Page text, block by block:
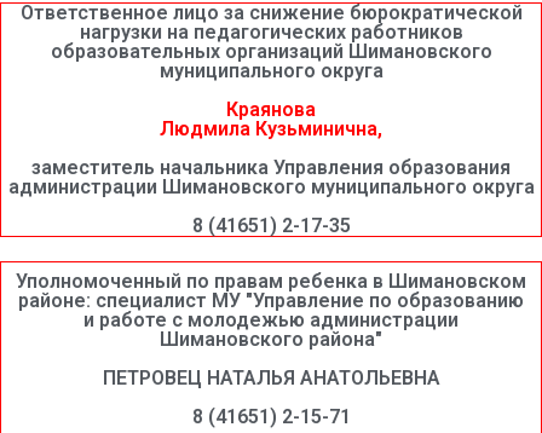
Ответственное лицо за снижение бюрократической
нагрузки на педагогических работников
образовательных организаций Шимановского
муниципального округа
Краянова
Людмила Кузьминична,
заместитель начальника Управления образования
администрации Шимановского муниципального округа
8 (41651) 2-17-35
Уполномоченный по правам ребенка в Шимановском
районе: специалист МУ "Управление по образованию
и работе с молодежью администрации
Шимановского района"
ПЕТРОВЕЦ НАТАЛЬЯ АНАТОЛЬЕВНА
8 (41651) 2-15-71